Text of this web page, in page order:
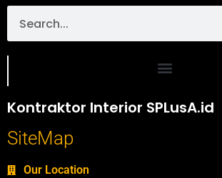
Kontraktor Interior SPLusA.id
SiteMap
Our Location